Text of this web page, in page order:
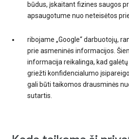
būdus, įskaitant fizines saugos
apsaugotume nuo neteisėtos
ribojame „Google“ darbuotojų,
prie asmeninės informacijos.
informacija reikalinga, kad
griežti konfidencialumo
gali būti taikomos drausminės
sutartis.